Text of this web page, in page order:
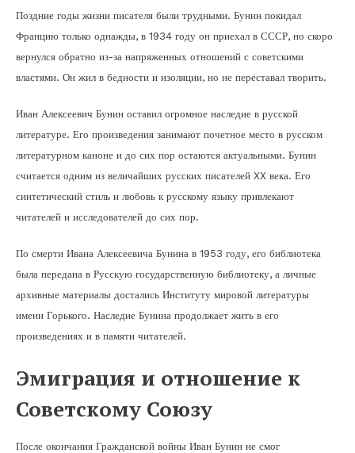
Поздние годы жизни писателя были трудными. Бунин покидал
Францию только однажды, в 1934 году он приехал в СССР, но скоро
вернулся обратно из-за напряженных отношений с советскими
властями. Он жил в бедности и изоляции, но не переставал творить.
Иван Алексеевич Бунин оставил огромное наследие в русской
литературе. Его произведения занимают почетное место в русском
литературном каноне и до сих пор остаются актуальными. Бунин
считается одним из величайших русских писателей XX века. Его
синтетический стиль и любовь к русскому языку привлекают
читателей и исследователей до сих пор.
По смерти Ивана Алексеевича Бунина в 1953 году, его библиотека
была передана в Русскую государственную библиотеку, а личные
архивные материалы достались Институту мировой литературы
имени Горького. Наследие Бунина продолжает жить в его
произведениях и в памяти читателей.
Эмиграция и отношение к
Советскому Союзу
После окончания Гражданской войны Иван Бунин не смог